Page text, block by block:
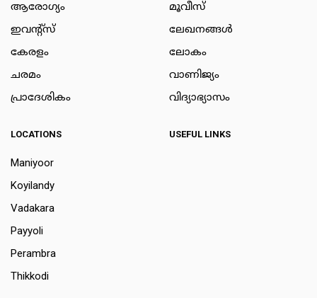
ആരോഗ്യം
ഇവന്റ്സ്
കേരളം
ചരമം
പ്രാദേശികം
മൂവീസ്
ലേഖനങ്ങള്‍
ലോകം
വാണിജ്യം
വിദ്യാഭ്യാസം
LOCATIONS
Maniyoor
Koyilandy
Vadakara
Payyoli
Perambra
Thikkodi
USEFUL LINKS